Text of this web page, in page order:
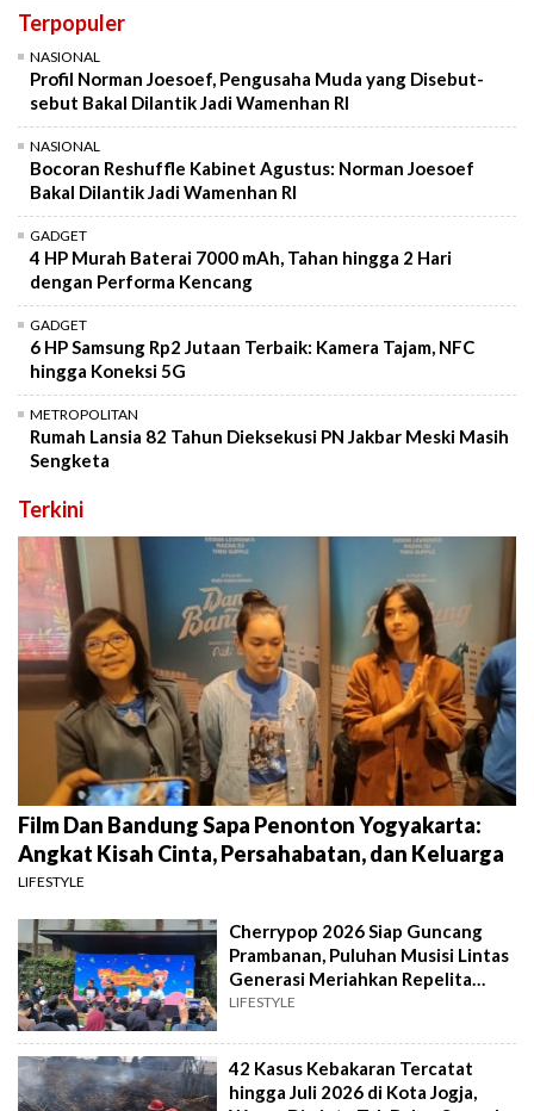
Terpopuler
NASIONAL
Profil Norman Joesoef, Pengusaha Muda yang Disebut-
sebut Bakal Dilantik Jadi Wamenhan RI
NASIONAL
Bocoran Reshuffle Kabinet Agustus: Norman Joesoef
Bakal Dilantik Jadi Wamenhan RI
GADGET
4 HP Murah Baterai 7000 mAh, Tahan hingga 2 Hari
dengan Performa Kencang
GADGET
6 HP Samsung Rp2 Jutaan Terbaik: Kamera Tajam, NFC
hingga Koneksi 5G
METROPOLITAN
Rumah Lansia 82 Tahun Dieksekusi PN Jakbar Meski Masih
Sengketa
Terkini
Film Dan Bandung Sapa Penonton Yogyakarta:
Angkat Kisah Cinta, Persahabatan, dan Keluarga
LIFESTYLE
Cherrypop 2026 Siap Guncang
Prambanan, Puluhan Musisi Lintas
Generasi Meriahkan Repelita
Musik
LIFESTYLE
42 Kasus Kebakaran Tercatat
hingga Juli 2026 di Kota Jogja,